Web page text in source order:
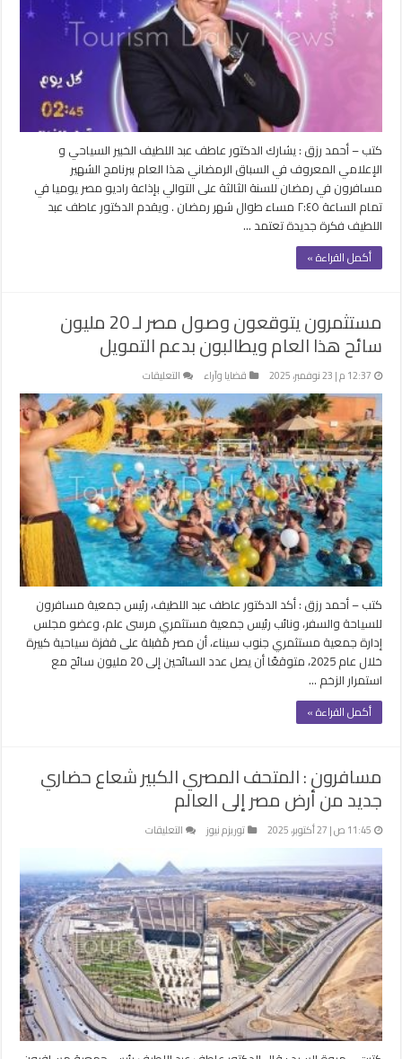
السباق
الرمضاني
ببرنامجه
مسافرون
راديو
مصر
مغلقة
كتب – أحمد رزق : يشارك الدكتور عاطف عبد اللطيف الخبير السياحي و
الإعلامي المعروف في السباق الرمضاني هذا العام ببرنامج الشهير
مسافرون في رمضان للسنة الثالثة على التوالي بإذاعة راديو مصر يوميا في
تمام الساعة ٢:٤٥ مساء طوال شهر رمضان . ويقدم الدكتور عاطف عبد
اللطيف فكرة جديدة تعتمد …
أكمل القراءة »
مستثمرون يتوقعون وصول مصر لـ 20 مليون
سائح هذا العام ويطالبون بدعم التمويل
12:37 م | 23 نوفمبر، 2025 قضايا وآراء التعليقات
مستثمرون
يتوقعون
وصول
مصر
لـ
20
مليون
سائح
هذا
العام
ويطالبون
بدعم
التمويل
مغلقة
كتب – أحمد رزق : أكد الدكتور عاطف عبد اللطيف، رئيس جمعية مسافرون
للسياحة والسفر، ونائب رئيس جمعية مستثمري مرسى علم، وعضو مجلس
إدارة جمعية مستثمري جنوب سيناء، أن مصر مُقبلة على قفزة سياحية كبيرة
خلال عام 2025، متوقعًا أن يصل عدد السائحين إلى 20 مليون سائح مع
استمرار الزخم …
أكمل القراءة »
مسافرون : المتحف المصري الكبير شعاع حضاري
جديد من أرض مصر إلى العالم
11:45 ص | 27 أكتوبر، 2025 توريزم نيوز التعليقات
المتحف
المصري
الكبير
شعاع
حضاري
جديد
من
أرض
مصر
إلى